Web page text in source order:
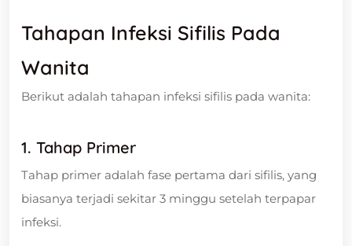
Tahapan Infeksi Sifilis Pada
Wanita
Berikut adalah tahapan infeksi sifilis pada wanita:
1. Tahap Primer
Tahap primer adalah fase pertama dari sifilis, yang
biasanya terjadi sekitar 3 minggu setelah terpapar
infeksi.